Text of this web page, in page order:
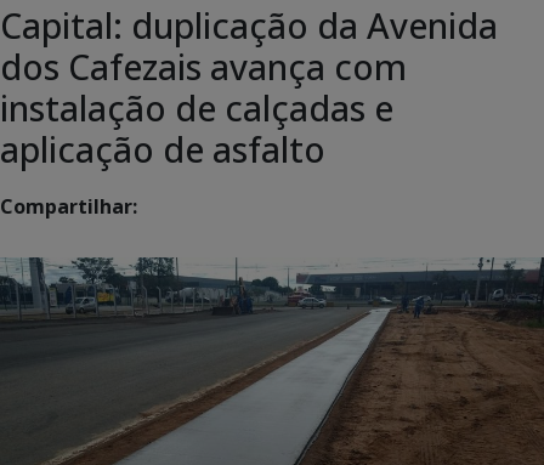
Capital: duplicação da Avenida
dos Cafezais avança com
instalação de calçadas e
aplicação de asfalto
Compartilhar: